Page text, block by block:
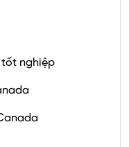
tốt nghiệp